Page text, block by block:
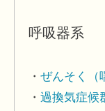
呼吸器系
ぜんそく（
過換気症候